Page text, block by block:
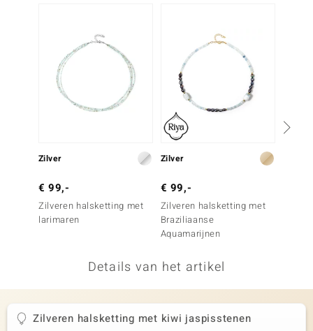
Collection
Zilver
€ 99,-
Zilveren halsketting met
larimaren
Zilver
€ 99,-
Zilveren halsketting met
Braziliaanse
Aquamarijnen
Details van het artikel
Zilveren halsketting met kiwi jaspisstenen